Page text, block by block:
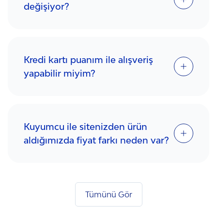
değişiyor?
Kredi kartı puanım ile alışveriş
yapabilir miyim?
Kuyumcu ile sitenizden ürün
aldığımızda fiyat farkı neden var?
Tümünü Gör